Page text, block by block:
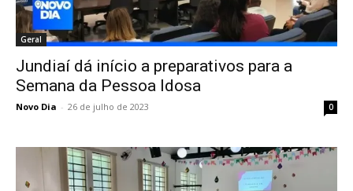
Geral
Jundiaí dá início a preparativos para a
Semana da Pessoa Idosa
Novo Dia - 26 de julho de 2023 0